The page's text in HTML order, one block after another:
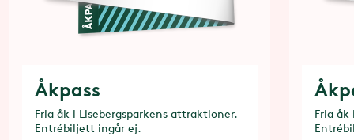
Åkpass
Fria åk i Lisebergsparkens attraktioner.
Entrébiljett ingår ej.
Fria